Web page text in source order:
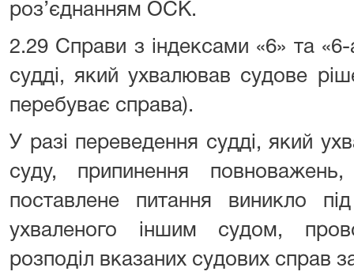
роз’єднанням ОСК.
2.29 Справи з індексами «6» та
судді, який ухвалював судове
перебуває справа).
У разі переведення судді, який
суду, припинення
поставлене питання виникло
ухваленого іншим судом,
розподіл вказаних судових справ